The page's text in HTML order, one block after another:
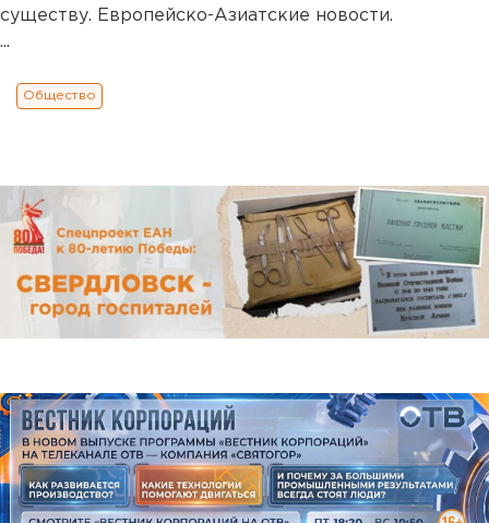
существу. Европейско-Азиатские новости.
...
Общество